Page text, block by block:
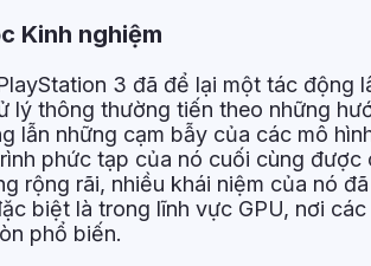
Kinh nghiệm
3 đã để lại một tác động
lý thông thường tiến theo những
lẫn những cạm bẫy của các mô
phức tạp của nó cuối cùng được
rộng rãi, nhiều khái niệm của nó
biệt là trong lĩnh vực GPU, nơi
phổ biến.